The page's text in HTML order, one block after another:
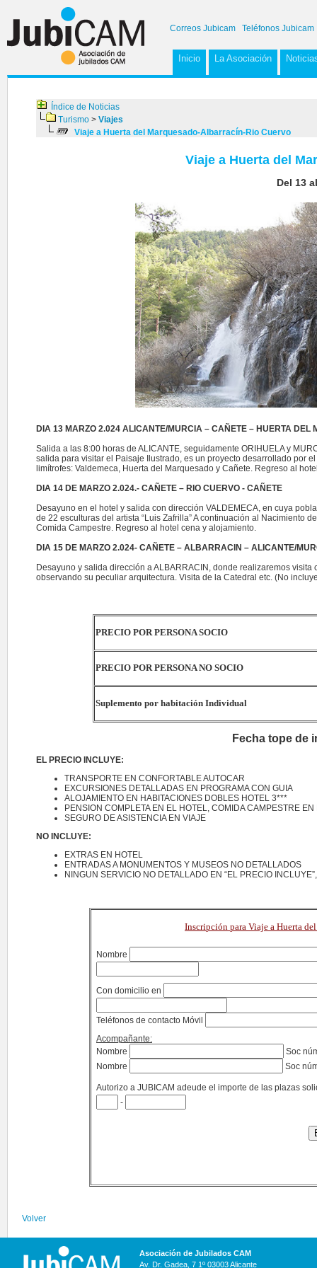
Correos Jubicam Teléfonos Jubicam
Inicio La Asociación
Índice de Noticias
Turismo> Viajes
Viaje a Huerta del Marquesado-Albarracín-Rio Cuervo
Viaje a Huerta del
Del 13
DIA 13 MARZO 2.024 ALICANTE/MURCIA – CAÑETE – HUERTA DEL
Salida a las 8:00 horas de ALICANTE, seguidamente ORIHUELA y
salida para visitar el Paisaje Ilustrado, es un proyecto desarrollado por
limítrofes: Valdemeca, Huerta del Marquesado y Cañete. Regreso al
DIA 14 DE MARZO 2.024.- CAÑETE – RIO CUERVO - CAÑETE
Desayuno en el hotel y salida con dirección VALDEMECA, en cuya
de 22 esculturas del artista “Luis Zafrilla” A continuación al Nacimiento
Comida Campestre. Regreso al hotel cena y alojamiento.
DIA 15 DE MARZO 2.024- CAÑETE – ALBARRACIN – ALICANTE/
Desayuno y salida dirección a ALBARRACIN, donde realizaremos
observando su peculiar arquitectura. Visita de la Catedral etc. (No
PRECIO POR PERSONA SOCIO
PRECIO POR PERSONA NO SOCIO
Suplemento por habitación Individual
Fecha tope de
EL PRECIO INCLUYE:
TRANSPORTE EN CONFORTABLE AUTOCAR
EXCURSIONES DETALLADAS EN PROGRAMA CON GUIA
ALOJAMIENTO EN HABITACIONES DOBLES HOTEL 3***
PENSION COMPLETA EN EL HOTEL, COMIDA CAMPESTRE
SEGURO DE ASISTENCIA EN VIAJE
NO INCLUYE:
EXTRAS EN HOTEL
ENTRADAS A MONUMENTOS Y MUSEOS NO DETALLADOS
NINGUN SERVICIO NO DETALLADO EN “EL PRECIO
Inscripción para Viaje a Huerta
Nombre
Con domicilio en
Teléfonos de contacto Móvil
Acompañante:
Nombre
Soc
Nombre
Soc
Autorizo a JUBICAM adeude el importe de las plazas
-
Volver
Asociación de Jubilados CAM
Av. Dr. Gadea, 7 1º 03003 Alicante